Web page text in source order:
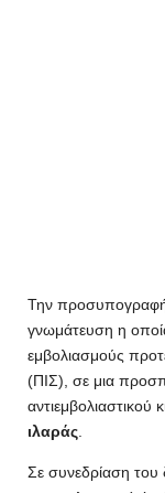
Την προσυπογραφή
γνωμάτευση η
εμβολιασμούς
(ΠΙΣ), σε μια
αντιεμβολιαστικού
ιλαράς
Σε συνεδρίαση του